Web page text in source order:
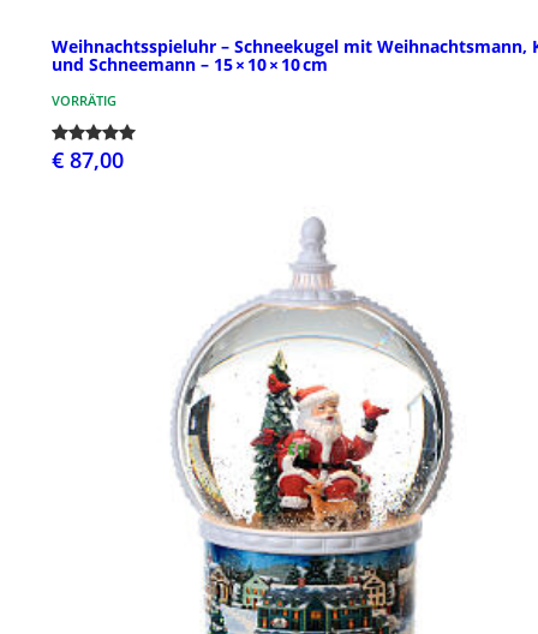
Weihnachtsspieluhr – Schneekugel mit Weihnachtsmann,
und Schneemann – 15 × 10 × 10 cm
VORRÄTIG
€ 87,00